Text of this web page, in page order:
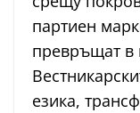
партиен
превръщат в
езика,